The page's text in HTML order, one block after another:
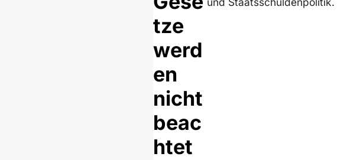
tze
werd
en
nicht
beac
htet